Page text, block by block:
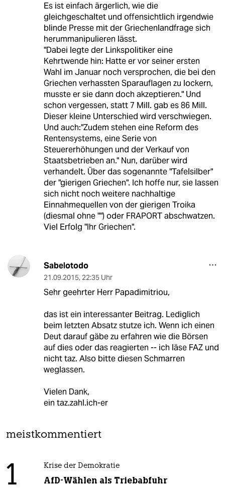
Es ist einfach ärgerlich, wie die
gleichgeschaltet und offensichtlich irgendwie
blinde Presse mit der Griechenlandfrage sich
herummanipulieren lässt.
"Dabei legte der Linkspolitiker eine
Kehrtwende hin: Hatte er vor seiner ersten
Wahl im Januar noch versprochen, die bei den
Griechen verhassten Sparauflagen zu lockern,
musste er sie dann doch akzeptieren." Und
schon vergessen, statt 7 Mill. gab es 86 Mill.
Dieser kleine Unterschied wird verschwiegen.
Und auch:"Zudem stehen eine Reform des
Rentensystems, eine Serie von
Steuererhöhungen und der Verkauf von
Staatsbetrieben an." Nun, darüber wird
verhandelt. Über das sogenannte "Tafelsilber"
der "gierigen Griechen". Ich hoffe nur, sie lassen
sich nicht noch weitere nachhaltige
Einnahmequellen von der gierigen Troika
(diesmal ohne "") oder FRAPORT abschwatzen.
Viel Erfolg "Ihr Griechen".
Sabelotodo
21.09.2015, 22:35 Uhr
Sehr geehrter Herr Papadimitriou,
das ist ein interessanter Beitrag. Lediglich
beim letzten Absatz stutze ich. Wenn ich einen
Deut darauf gäbe zu erfahren wie die Börsen
auf dies oder das reagierten -- ich läse FAZ und
nicht taz. Also bitte diesen Schmarren
weglassen.
Vielen Dank,
ein taz.zahl.ich-er
meistkommentiert
1 Krise der Demokratie
AfD-Wählen als Triebabfuhr